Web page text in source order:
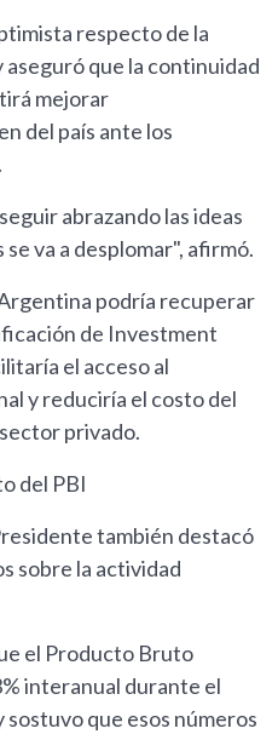
respecto de la
aseguró que la continuidad
mejorar
del país ante los
abrazando las ideas
va a desplomar", afirmó.
podría recuperar
de Investment
el acceso al
y reduciría el costo del
privado.
del PBI
también destacó
sobre la actividad
el Producto Bruto
interanual durante el
que esos números